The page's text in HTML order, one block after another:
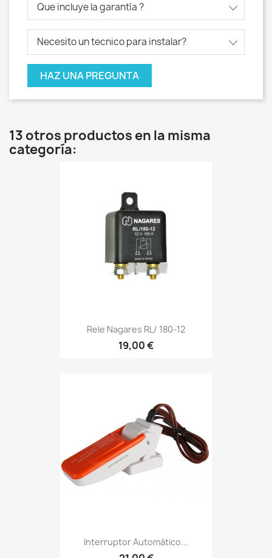
Que incluye la garantía ?
Necesito un tecnico para instalar?
HAZ UNA PREGUNTA
13 otros productos en la misma
categoría:
Rele Nagares RL/ 180-12
19,00 €
Interruptor Automático...